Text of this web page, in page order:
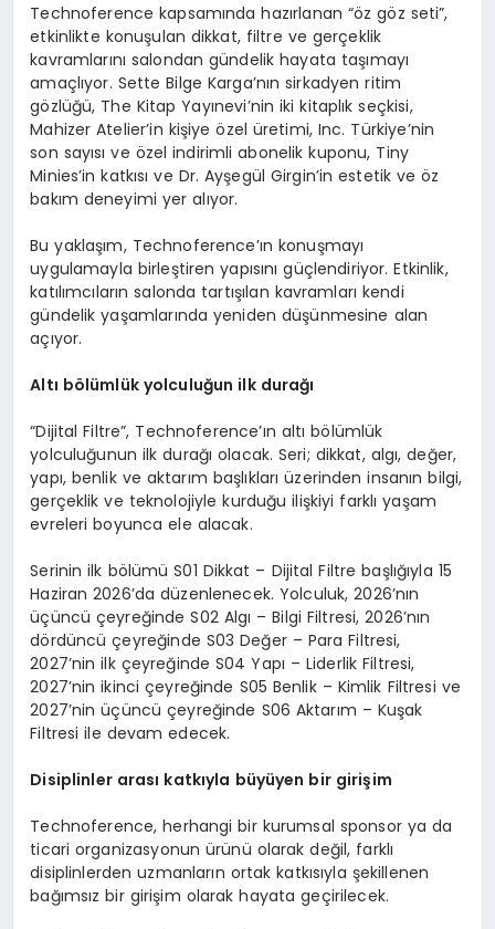
Technoference kapsamında hazırlanan “öz göz seti”,
etkinlikte konuşulan dikkat, filtre ve gerçeklik
kavramlarını salondan gündelik hayata taşımayı
amaçlıyor. Sette Bilge Karga’nın sirkadyen ritim
gözlüğü, The Kitap Yayınevi’nin iki kitaplık seçkisi,
Mahizer Atelier’in kişiye özel üretimi, Inc. Türkiye’nin
son sayısı ve özel indirimli abonelik kuponu, Tiny
Minies’in katkısı ve Dr. Ayşegül Girgin’in estetik ve öz
bakım deneyimi yer alıyor.
Bu yaklaşım, Technoference’ın konuşmayı
uygulamayla birleştiren yapısını güçlendiriyor. Etkinlik,
katılımcıların salonda tartışılan kavramları kendi
gündelik yaşamlarında yeniden düşünmesine alan
açıyor.
Altı bölümlük yolculuğun ilk durağı
“Dijital Filtre”, Technoference’ın altı bölümlük
yolculuğunun ilk durağı olacak. Seri; dikkat, algı, değer,
yapı, benlik ve aktarım başlıkları üzerinden insanın bilgi,
gerçeklik ve teknolojiyle kurduğu ilişkiyi farklı yaşam
evreleri boyunca ele alacak.
Serinin ilk bölümü S01 Dikkat – Dijital Filtre başlığıyla 15
Haziran 2026’da düzenlenecek. Yolculuk, 2026’nın
üçüncü çeyreğinde S02 Algı – Bilgi Filtresi, 2026’nın
dördüncü çeyreğinde S03 Değer – Para Filtresi,
2027’nin ilk çeyreğinde S04 Yapı – Liderlik Filtresi,
2027’nin ikinci çeyreğinde S05 Benlik – Kimlik Filtresi ve
2027’nin üçüncü çeyreğinde S06 Aktarım – Kuşak
Filtresi ile devam edecek.
Disiplinler arası katkıyla büyüyen bir girişim
Technoference, herhangi bir kurumsal sponsor ya da
ticari organizasyonun ürünü olarak değil, farklı
disiplinlerden uzmanların ortak katkısıyla şekillenen
bağımsız bir girişim olarak hayata geçirilecek.